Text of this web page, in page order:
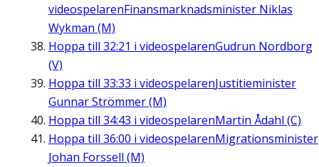
videospelarenFinansmarknadsminister Niklas
Wykman (M)
Hoppa till 32:21 i videospelarenGudrun Nordborg
(V)
Hoppa till 33:33 i videospelarenJustitieminister
Gunnar Strömmer (M)
Hoppa till 34:43 i videospelarenMartin Ådahl (C)
Hoppa till 36:00 i videospelarenMigrationsminister
Johan Forssell (M)